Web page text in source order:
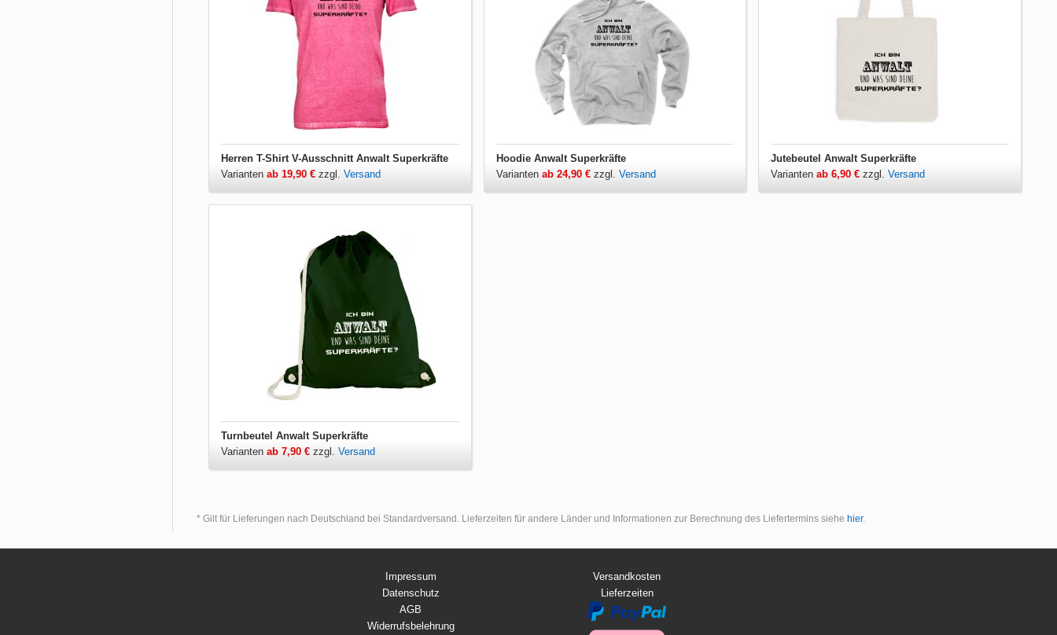
Herren T-Shirt V-Ausschnitt Anwalt Superkräfte
Varianten ab 19,90 € zzgl. Versand
Hoodie Anwalt Superkräfte
Varianten ab 24,90 €zzgl. Versand
Jutebeutel Anwalt Superkräfte
Variantenab 6,90 € zzgl.Versand
Turnbeutel Anwalt Superkräfte
Varianten ab 7,90 € zzgl. Versand
* Gilt für Lieferungen nach Deutschland bei Standardversand. Lieferzeiten für andere Länder und Informationen zur Berechnung des Liefertermins siehe hier.
Impressum
Datenschutz
AGB
Widerrufsbelehrung
Versandkosten
Lieferzeiten